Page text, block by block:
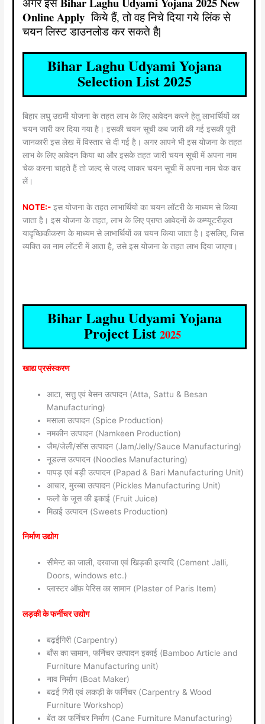
Online Apply किये हैं, तो वह निचे दिया गये लिंक से
चयन लिस्ट डाउनलोड कर सकते है|
Bihar Laghu Udyami Yojana
Selection List 2025
बिहार लघु उद्यमी योजना के तहत लाभ के लिए आवेदन करने हेतु लाभार्थियों का
चयन जारी कर दिया गया है। इसकी चयन सूची कब जारी की गई इसकी पूरी
जानकारी इस लेख में विस्तार से दी गई है। अगर आपने भी इस योजना के तहत
लाभ के लिए आवेदन किया था और इसके तहत जारी चयन सूची में अपना नाम
चेक करना चाहते हैं तो जल्द से जल्द जाकर चयन सूची में अपना नाम चेक कर
लें।
NOTE:- इस योजना के तहत लाभार्थियों का चयन लॉटरी के माध्यम से किया
जाता है। इस योजना के तहत, लाभ के लिए प्राप्त आवेदनों के कम्प्यूटरीकृत
यादृच्छिकीकरण के माध्यम से लाभार्थियों का चयन किया जाता है। इसलिए, जिस
व्यक्ति का नाम लॉटरी में आता है, उसे इस योजना के तहत लाभ दिया जाएगा।
Bihar Laghu Udyami Yojana
Project List2025
खाद्य प्रसंस्करण
आटा, सत्तु एवं बेसन उत्पादन (Atta, Sattu & Besan
Manufacturing)
मसाला उत्पादन (Spice Production)
नमकीन उत्पादन (Namkeen Production)
जैम/जेली/सॉस उत्पादन (Jam/Jelly/Sauce Manufacturing)
नूडल्स उत्पादन (Noodles Manufacturing)
पापड़ एवं बड़ी उत्पादन (Papad & Bari Manufacturing Unit)
आचार, मुरब्बा उत्पादन (Pickles Manufacturing Unit)
फलों के जूस की इकाई (Fruit Juice)
मिठाई उत्पादन (Sweets Production)
निर्माण उद्योग
सीमेन्ट का जाली, दरवाजा एवं खिड़की इत्यादि (Cement Jalli,
Doors, windows etc.)
प्लास्टर ऑफ़ पेरिस का सामान (Plaster of Paris Item)
लड़की के फर्नीचर उद्योग
बढ़ईगिरी (Carpentry)
बाँस का सामान, फर्निचर उत्पादन इकाई (Bamboo Article and
Furniture Manufacturing unit)
नाव निर्माण (Boat Maker)
बढई गिरी एवं लकड़ी के फर्निचर (Carpentry & Wood
Furniture Workshop)
बेंत का फर्निचर निर्माण (Cane Furniture Manufacturing)